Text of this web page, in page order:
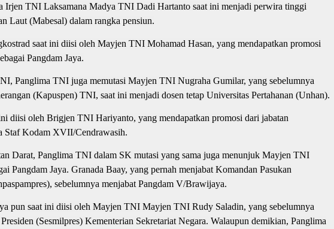
Irjen TNI Laksamana Madya TNI Dadi Hartanto saat ini menjadi perwira tinggi
Laut (Mabesal) dalam rangka pensiun.
saat ini diisi oleh Mayjen TNI Mohamad Hasan, yang mendapatkan promosi
Pangdam Jaya.
Panglima TNI juga memutasi Mayjen TNI Nugraha Gumilar, yang sebelumnya
(Kapuspen) TNI, saat ini menjadi dosen tetap Universitas Pertahanan (Unhan).
diisi oleh Brigjen TNI Hariyanto, yang mendapatkan promosi dari jabatan
Staf Kodam XVII/Cendrawasih.
Darat, Panglima TNI dalam SK mutasi yang sama juga menunjuk Mayjen TNI
Pangdam Jaya. Granada Baay, yang pernah menjabat Komandan Pasukan
sebelumnya menjabat Pangdam V/Brawijaya.
pun saat ini diisi oleh Mayjen TNI Mayjen TNI Rudy Saladin, yang sebelumnya
(Sesmilpres) Kementerian Sekretariat Negara. Walaupun demikian, Panglima